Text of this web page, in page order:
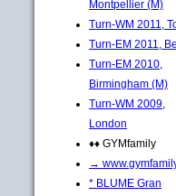
Montpellier (M)
Turn-WM 2011,
Turn-EM 2011,
Turn-EM 2010,
Birmingham (M)
Turn-WM 2009,
London
♦♦ GYMfamily
→
* BLUME Gran